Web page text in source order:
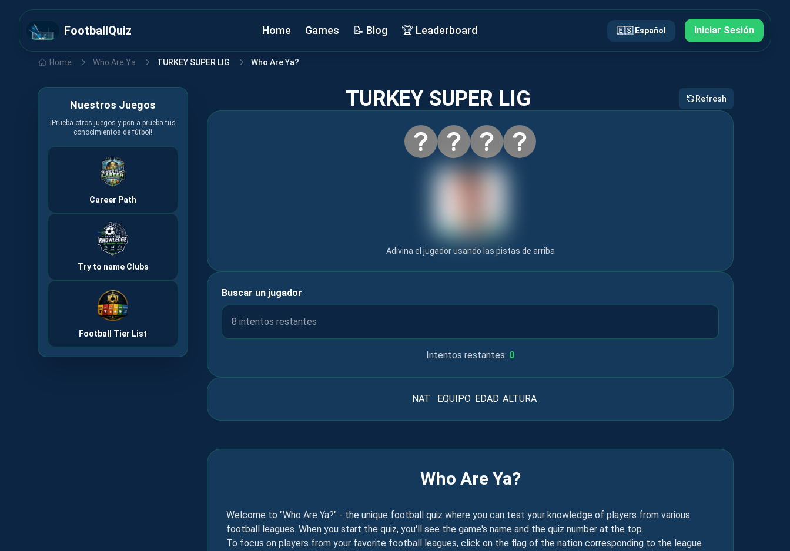
FootballQuiz Home Games 📝 Blog 🏆 Leaderboard 🇪🇸 Español Iniciar Sesión
Home Who Are Ya TURKEY SUPER LIG Who Are Ya?
Nuestros Juegos
¡Prueba otros juegos y pon a prueba tus
conocimientos de fútbol!
Career Path
Try to name Clubs
Football Tier List
TURKEY SUPER LIG Refresh
Adivina el jugador usando las pistas de arriba
Buscar un jugador
Intentos restantes: 0
NAT EQUIPO EDAD ALTURA
Who Are Ya?
Welcome to "Who Are Ya?" - the unique football quiz where you can test your knowledge of players from various
football leagues. When you start the quiz, you'll see the game's name and the quiz number at the top.
To focus on players from your favorite football leagues, click on the flag of the nation corresponding to the league